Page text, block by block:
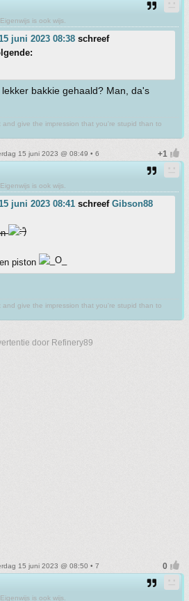
Eigenwijs is ook wijs.
juni 2023 08:38 schreef
bakkie gehaald? Man, da's
give the impression that you're stupid than to
15 juni 2023 @ 08:49 • 6
Eigenwijs is ook wijs.
juni 2023 08:41 schreef Gibson88
piston
give the impression that you're stupid than to
door Refinery89
15 juni 2023 @ 08:50 • 7
Eigenwijs is ook wijs.